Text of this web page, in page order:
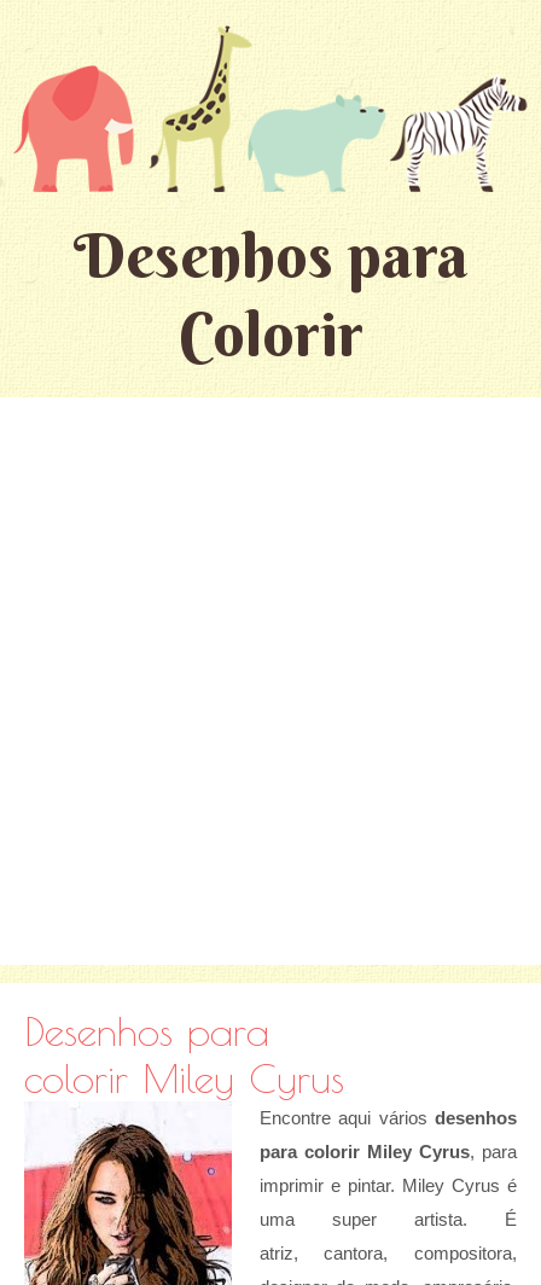
Desenhos para
Colorir
Desenhos para
colorir Miley Cyrus
Encontre aqui vários desenhos
para colorir Miley Cyrus, para
imprimir e pintar. Miley Cyrus é
uma super artista. É
atriz, cantora, compositora,